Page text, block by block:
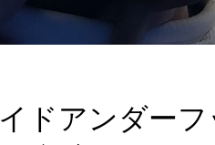
ドアンダー